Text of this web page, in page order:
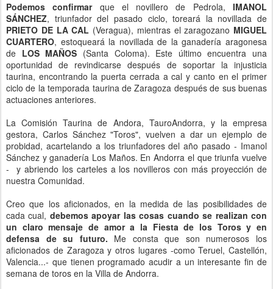
Podemos confirmarque el novillero de Pedrola,IMANOL
SÁNCHEZ, triunfador del pasado ciclo, toreará la novillada de
PRIETO DE LA CAL (Veragua), mientras el zaragozano MIGUEL
CUARTERO, estoqueará la novillada de la ganadería aragonesa
de LOS MAÑOS (Santa Coloma). Este último encuentra una
oportunidad de revindicarse después de soportar la injusticia
taurina, encontrando la puerta cerrada a cal y canto en el primer
ciclo de la temporada taurina de Zaragoza después de sus buenas
actuaciones anteriores.
La Comisión Taurina de Andora, TauroAndorra, y la empresa
gestora, Carlos Sánchez "Toros", vuelven a dar un ejemplo de
probidad, acartelando a los triunfadores del año pasado - Imanol
Sánchez y ganadería Los Maños. En Andorra el que triunfa vuelve
- y abriendo los carteles a los novilleros con más proyección de
nuestra Comunidad.
Creo que los aficionados, en la medida de las posibilidades de
cada cual, debemos apoyar las cosas cuando se realizan con
un claro mensaje de amor a la Fiesta de los Toros y en
defensa de su futuro. Me consta que son numerosos los
aficionados de Zaragoza y otros lugares -como Teruel, Castellón,
Valencia...- que tienen programado acudir a un interesante fin de
semana de toros en la Villa de Andorra.